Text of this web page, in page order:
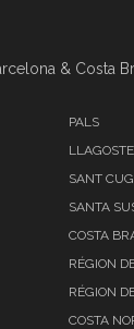
& Costa
PALS
SANT
SANTA
COSTA
RÉGION
RÉGION
COSTA